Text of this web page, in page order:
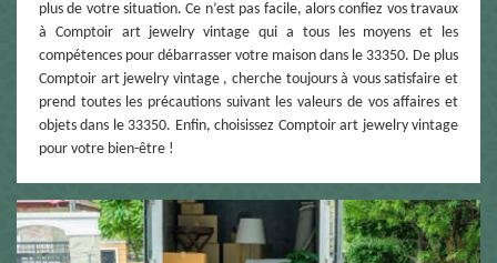
plus de votre situation. Ce n’est pas facile, alors confiez vos travaux
à Comptoir art jewelry vintage qui a tous les moyens et les
compétences pour débarrasser votre maison dans le 33350. De plus
Comptoir art jewelry vintage , cherche toujours à vous satisfaire et
prend toutes les précautions suivant les valeurs de vos affaires et
objets dans le 33350. Enfin, choisissez Comptoir art jewelry vintage
pour votre bien-être !